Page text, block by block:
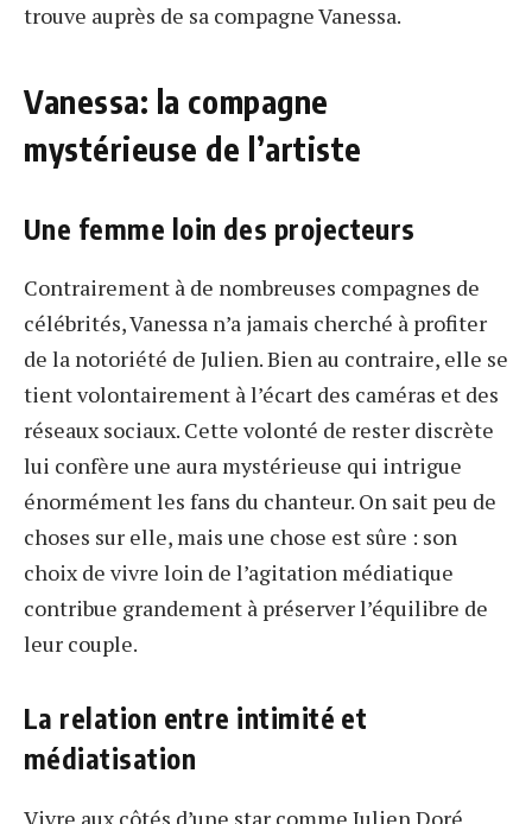
trouve auprès de sa compagne Vanessa.
Vanessa: la compagne
mystérieuse de l’artiste
Une femme loin des projecteurs
Contrairement à de nombreuses compagnes de
célébrités, Vanessa n’a jamais cherché à profiter
de la notoriété de Julien. Bien au contraire, elle se
tient volontairement à l’écart des caméras et des
réseaux sociaux. Cette volonté de rester discrète
lui confère une aura mystérieuse qui intrigue
énormément les fans du chanteur. On sait peu de
choses sur elle, mais une chose est sûre : son
choix de vivre loin de l’agitation médiatique
contribue grandement à préserver l’équilibre de
leur couple.
La relation entre intimité et
médiatisation
Vivre aux côtés d’une star comme Julien Doré